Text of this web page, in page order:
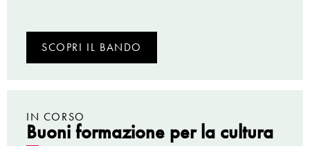
SCOPRI IL BANDO
IN CORSO
Buoni formazione per la cultura